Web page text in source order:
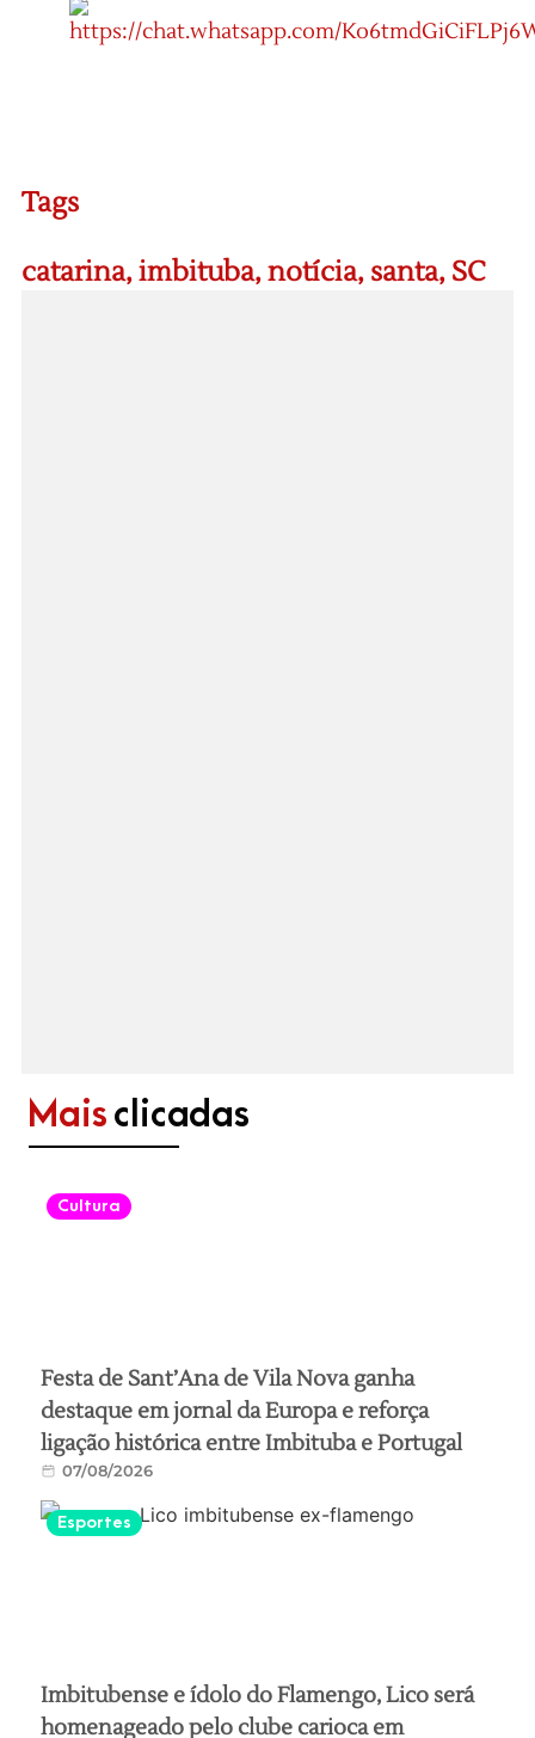
Tags
catarina,imbituba,notícia, santa, SC
Mais clicadas
Cultura
Festa de Sant’Ana de Vila Nova ganha
destaque em jornal da Europa e reforça
ligação histórica entre Imbituba e Portugal
07/08/2026
Esportes
Imbitubense e ídolo do Flamengo, Lico será
homenageado pelo clube carioca em